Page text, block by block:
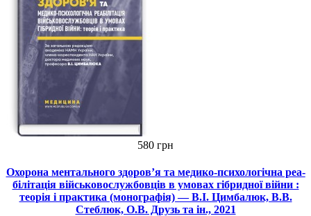
580 грн
Охорона ментального здоров’я та медико-психологічна реа­
білітація військовослужбовців в умовах гібридної війни :
теорія і практика (монографія) — В.I. Цимбалюк, В.В.
Стеблюк, О.В. Друзь та ін., 2021